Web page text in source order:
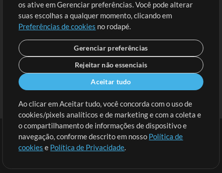
Envie seu conteúdo
Playlist
MT Conference
Termos | Política de Privacidade
os ative em Gerenciar preferências. Você pode alterar
suas escolhas a qualquer momento, clicando em
Preferências de cookies no rodapé.
Gerenciar preferências
Rejeitar não essenciais
Aceitar tudo
Ao clicar em Aceitar tudo, você concorda com o uso de
cookies/pixels analíticos e de marketing e com a coleta e
o compartilhamento de informações de dispositivo e
navegação, conforme descrito em nosso Política de
cookies e Política de Privacidade.